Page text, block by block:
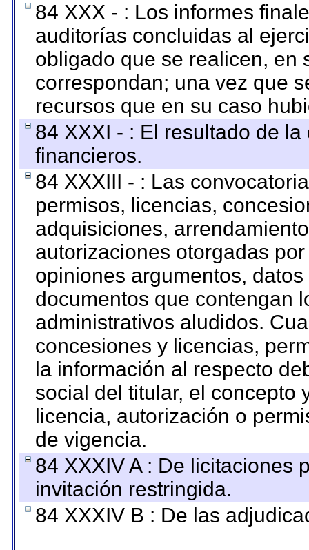
84 XXX - : Los informes
auditorías concluidas al
obligado que se realicen, en
correspondan; una vez que
recursos que en su caso
84 XXXI - : El resultado de
financieros.
84 XXXIII - : Las
permisos, licencias,
adquisiciones,
autorizaciones otorgadas
opiniones argumentos,
documentos que contengan
administrativos aludidos.
concesiones y licencias,
la información al respecto
social del titular, el concepto
licencia, autorización o
de vigencia.
84 XXXIV A : De licitaciones
invitación restringida.
84 XXXIV B : De las